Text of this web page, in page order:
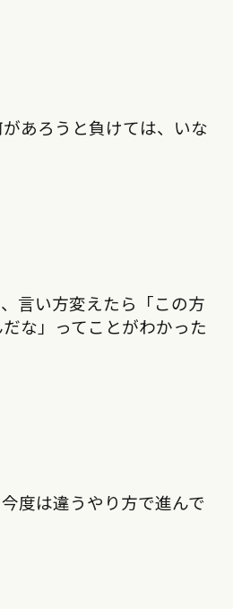
あろうと負けては、いな
言い方変えたら「この方
な」ってことがわかった
度は違うやり方で進んで